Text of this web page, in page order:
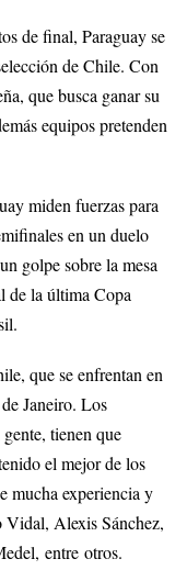
de final, Paraguay se
de Chile. Con
que busca ganar su
equipos pretenden
miden fuerzas para
en un duelo
golpe sobre la mesa
de la última Copa
que se enfrentan en
Janeiro. Los
tienen que
el mejor de los
mucha experiencia y
Alexis Sánchez,
entre otros.